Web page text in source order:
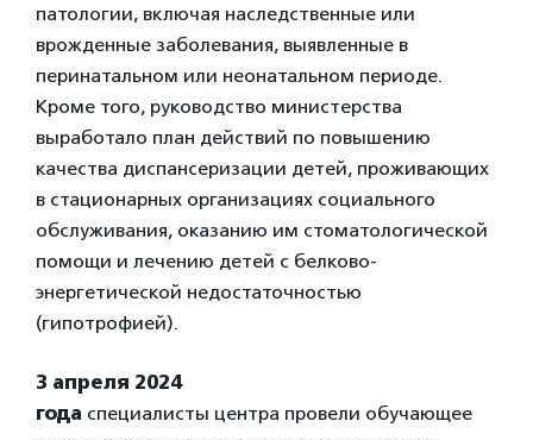
патологии, включая наследственные или
врожденные заболевания, выявленные в
перинатальном или неонатальном периоде.
Кроме того, руководство министерства
выработало план действий по повышению
качества диспансеризации детей, проживающих
в стационарных организациях социального
обслуживания, оказанию им стоматологической
помощи и лечению детей с белково-
энергетической недостаточностью
(гипотрофией).
3 апреля 2024
года специалисты центра провели обучающее